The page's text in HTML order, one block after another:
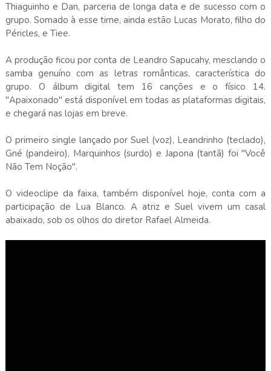
Thiaguinho e Dan, parceria de longa data e de sucesso com o
grupo. Somado à esse time, ainda estão Lucas Morato, filho do
Péricles, e Tiee.
A produção ficou por conta de Leandro Sapucahy, mesclando o
samba genuíno com as letras românticas, característica do
grupo. O álbum digital tem 16 canções e o físico 14.
"Apaixonado" está disponível em todas as plataformas digitais,
e chegará nas lojas em breve.
O primeiro single lançado por Suel (voz), Leandrinho (teclado),
Gné (pandeiro), Marquinhos (surdo) e Japona (tantã) foi "Você
Não Tem Noção".
O videoclipe da faixa, também disponível hoje, conta com a
participação de Lua Blanco. A atriz e Suel vivem um casal
abaixado, sob os olhos do diretor Rafael Almeida.